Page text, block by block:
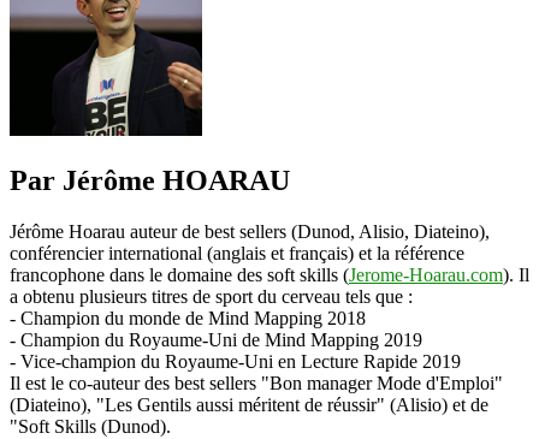
Par Jérôme HOARAU
Jérôme Hoarau auteur de best sellers (Dunod, Alisio, Diateino),
conférencier international (anglais et français) et la référence
francophone dans le domaine des soft skills (Jerome-Hoarau.com). Il
a obtenu plusieurs titres de sport du cerveau tels que :
- Champion du monde de Mind Mapping 2018
- Champion du Royaume-Uni de Mind Mapping 2019
- Vice-champion du Royaume-Uni en Lecture Rapide 2019
Il est le co-auteur des best sellers "Bon manager Mode d'Emploi"
(Diateino), "Les Gentils aussi méritent de réussir" (Alisio) et de
"Soft Skills (Dunod).